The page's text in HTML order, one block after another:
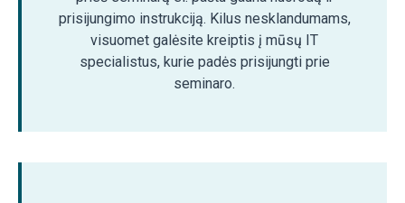
prisijungimo instrukciją. Kilus nesklandumams,
visuomet galėsite kreiptis į mūsų IT
specialistus, kurie padės prisijungti prie
seminaro.